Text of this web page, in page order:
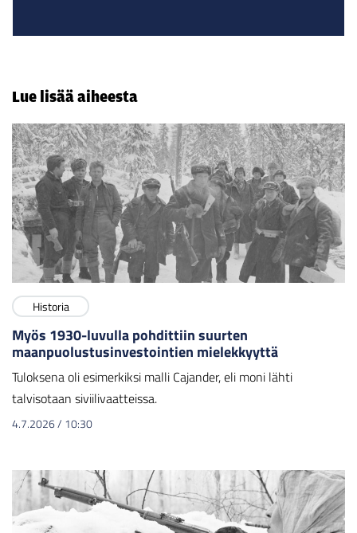
Lue lisää aiheesta
Historia
Myös 1930-luvulla pohdittiin suurten
maanpuolustusinvestointien mielekkyyttä
Tuloksena oli esimerkiksi malli Cajander, eli moni lähti
talvisotaan siviilivaatteissa.
4.7.2026/ 10:30